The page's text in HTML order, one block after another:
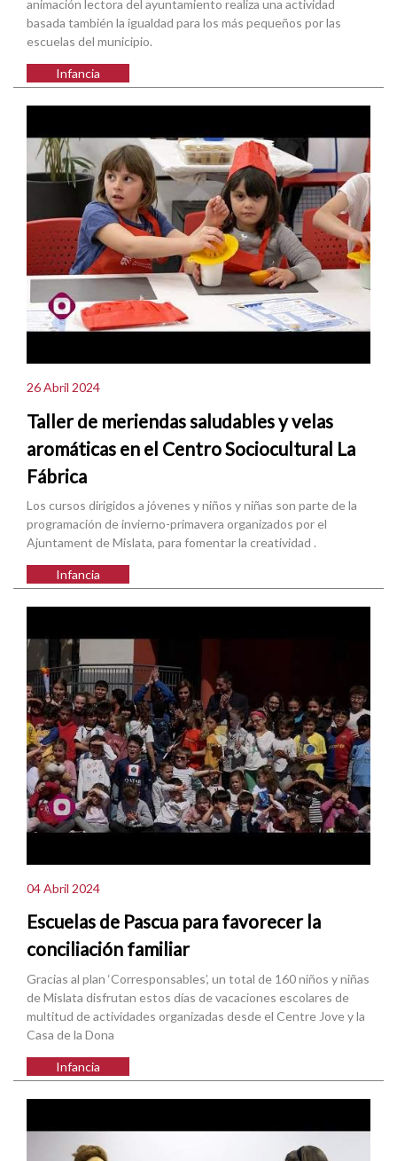
animación lectora del ayuntamiento realiza una actividad
basada también la igualdad para los más pequeños por las
escuelas del municipio.
Infancia
26 Abril 2024
Taller de meriendas saludables y velas
aromáticas en el Centro Sociocultural La
Fábrica
Los cursos dirigidos a jóvenes y niños y niñas son parte de la
programación de invierno-primavera organizados por el
Ajuntament de Mislata, para fomentar la creatividad .
Infancia
04 Abril 2024
Escuelas de Pascua para favorecer la
conciliación familiar
Gracias al plan ‘Corresponsables’, un total de 160 niños y niñas
de Mislata disfrutan estos días de vacaciones escolares de
multitud de actividades organizadas desde el Centre Jove y la
Casa de la Dona
Infancia